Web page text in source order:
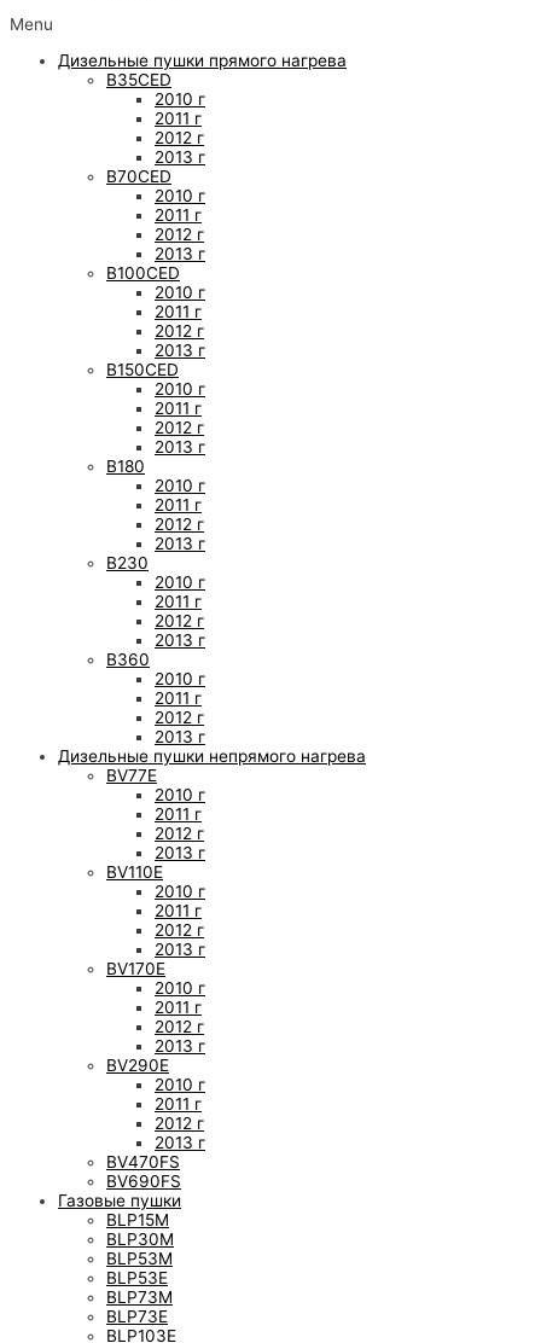
Menu
Дизельные пушки прямого нагрева
B35CED
2010 г
2011 г
2012 г
2013 г
B70CED
2010 г
2011 г
2012 г
2013 г
B100CED
2010 г
2011 г
2012 г
2013 г
B150CED
2010 г
2011 г
2012 г
2013 г
B180
2010 г
2011 г
2012 г
2013 г
B230
2010 г
2011 г
2012 г
2013 г
B360
2010 г
2011 г
2012 г
2013 г
Дизельные пушки непрямого нагрева
BV77E
2010 г
2011 г
2012 г
2013 г
BV110E
2010 г
2011 г
2012 г
2013 г
BV170E
2010 г
2011 г
2012 г
2013 г
BV290E
2010 г
2011 г
2012 г
2013 г
BV470FS
BV690FS
Газовые пушки
BLP15M
BLP30M
BLP53M
BLP53E
BLP73M
BLP73E
BLP103E